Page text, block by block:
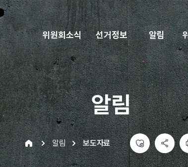
위원회소식 선거정보 알림
알림
알림 보도자료